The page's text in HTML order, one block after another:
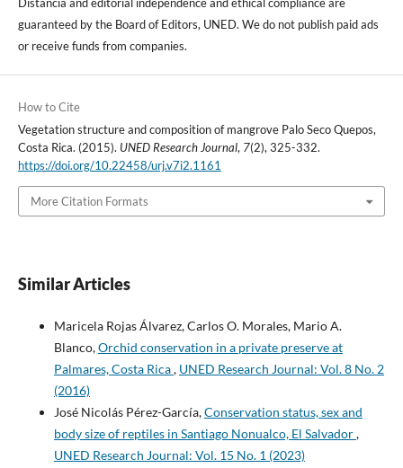
guaranteed by the Board of Editors, UNED. We do not publish paid ads
or receive funds from companies.
How to Cite
Vegetation structure and composition of mangrove Palo Seco Quepos,
Costa Rica. (2015). UNED Research Journal, 7(2), 325-332.
https://doi.org/10.22458/urj.v7i2.1161
More Citation Formats
Similar Articles
Maricela Rojas Álvarez, Carlos O. Morales, Mario A.
Blanco,Orchid conservation in a private preserve at
Palmares, Costa Rica, UNED Research Journal: Vol. 8 No. 2
(2016)
José Nicolás Pérez-García,Conservation status, sex and
body size of reptiles in Santiago Nonualco, El Salvador,
UNED Research Journal: Vol. 15 No. 1 (2023)